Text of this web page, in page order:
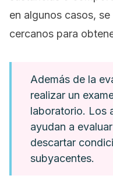
en algunos casos,
cercanos para
Además de la
realizar un
laboratorio. Los
ayudan a
descartar
subyacentes.